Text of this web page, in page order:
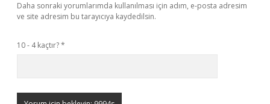
Daha sonraki yorumlarımda kullanılması için adım, e-posta adresim
ve site adresim bu tarayıcıya kaydedilsin.
10 - 4 kaçtır?*